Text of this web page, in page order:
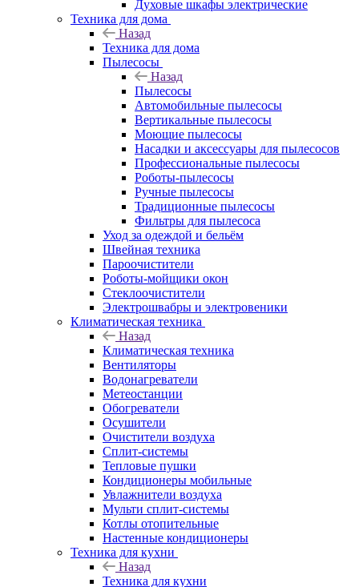
Духовые шкафы электрические
Техника для дома
Назад
Техника для дома
Пылесосы
Назад
Пылесосы
Автомобильные пылесосы
Вертикальные пылесосы
Моющие пылесосы
Насадки и аксессуары для пылесосов
Профессиональные пылесосы
Роботы-пылесосы
Ручные пылесосы
Традиционные пылесосы
Фильтры для пылесоса
Уход за одеждой и бельём
Швейная техника
Пароочистители
Роботы-мойщики окон
Стеклоочистители
Электрошвабры и электровеники
Климатическая техника
Назад
Климатическая техника
Вентиляторы
Водонагреватели
Метеостанции
Обогреватели
Осушители
Очистители воздуха
Сплит-системы
Тепловые пушки
Кондиционеры мобильные
Увлажнители воздуха
Мульти сплит-системы
Котлы отопительные
Настенные кондиционеры
Техника для кухни
Назад
Техника для кухни